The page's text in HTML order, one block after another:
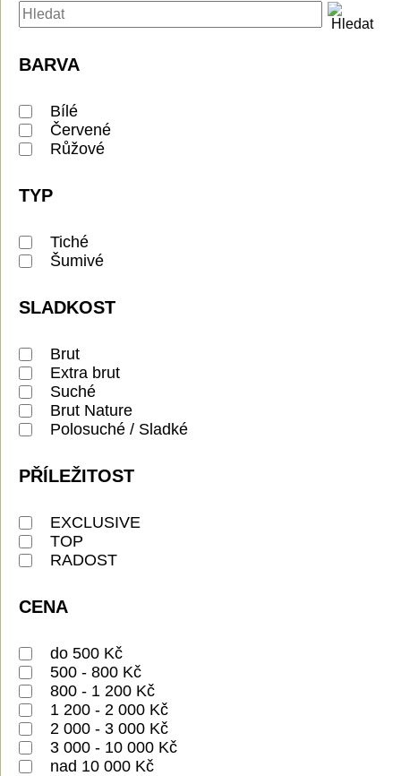
BARVA
Bílé
Červené
Růžové
TYP
Tiché
Šumivé
SLADKOST
Brut
Extra brut
Suché
Brut Nature
Polosuché / Sladké
PŘÍLEŽITOST
EXCLUSIVE
TOP
RADOST
CENA
do 500 Kč
500 - 800 Kč
800 - 1 200 Kč
1 200 - 2 000 Kč
2 000 - 3 000 Kč
3 000 - 10 000 Kč
nad 10 000 Kč